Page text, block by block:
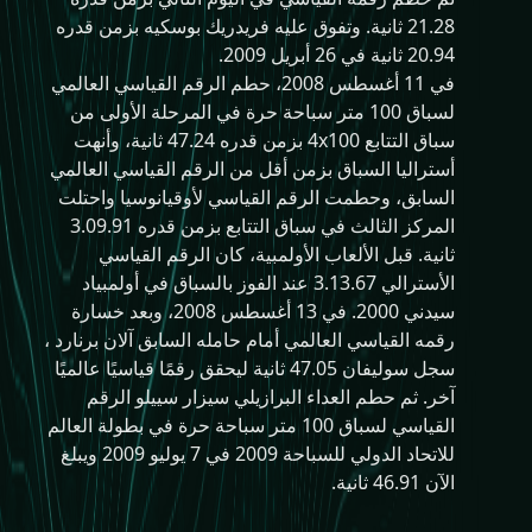
21.28 ثانية. وتفوق عليه فريدريك بوسكيه بزمن قدره
20.94 ثانية في 26 أبريل 2009.
في 11 أغسطس 2008، حطم الرقم القياسي العالمي
لسباق 100 متر سباحة حرة في المرحلة الأولى من
سباق التتابع 4x100 بزمن قدره 47.24 ثانية، وأنهت
أستراليا السباق بزمن أقل من الرقم القياسي العالمي
السابق، وحطمت الرقم القياسي لأوقيانوسيا واحتلت
المركز الثالث في سباق التتابع بزمن قدره 3.09.91
ثانية. قبل الألعاب الأولمبية، كان الرقم القياسي
الأسترالي 3.13.67 عند الفوز بالسباق في أولمبياد
سيدني 2000. في 13 أغسطس 2008، وبعد خسارة
رقمه القياسي العالمي أمام حامله السابق آلان برنارد ،
سجل سوليفان 47.05 ثانية ليحقق رقمًا قياسيًا عالميًا
آخر. ثم حطم العداء البرازيلي سيزار سييلو الرقم
القياسي لسباق 100 متر سباحة حرة في بطولة العالم
للاتحاد الدولي للسباحة 2009 في 7 يوليو 2009 ويبلغ
الآن 46.91 ثانية.